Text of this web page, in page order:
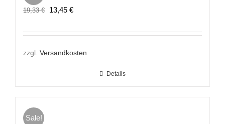
19,33€
Ursprünglicher
war:
19,33 €
13,45 €Aktueller
ist:
13,45 €.
zzgl. Versandkosten
Details
Sale!